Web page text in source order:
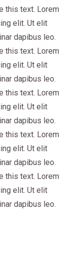
this text. Lorem
elit. Ut elit
dapibus leo.
this text. Lorem
elit. Ut elit
dapibus leo.
this text. Lorem
elit. Ut elit
dapibus leo.
this text. Lorem
elit. Ut elit
dapibus leo.
this text. Lorem
elit. Ut elit
dapibus leo.